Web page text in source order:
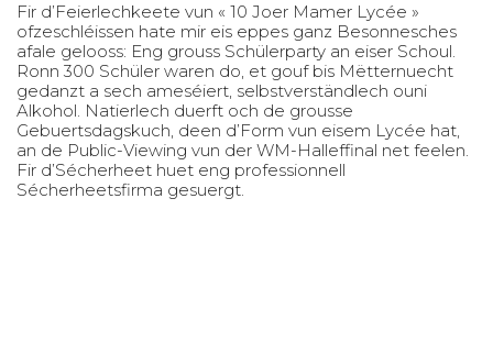
Fir d’Feierlechkeete vun « 10 Joer Mamer Lycée »
ofzeschléissen hate mir eis eppes ganz Besonnesches
afale gelooss: Eng grouss Schülerparty an eiser Schoul.
Ronn 300 Schüler waren do, et gouf bis Mëtternuecht
gedanzt a sech ameséiert, selbstverständlech ouni
Alkohol. Natierlech duerft och de grousse
Gebuertsdagskuch, deen d’Form vun eisem Lycée hat,
an de Public-Viewing vun der WM-Halleffinal net feelen.
Fir d’Sécherheet huet eng professionnell
Sécherheetsfirma gesuergt.